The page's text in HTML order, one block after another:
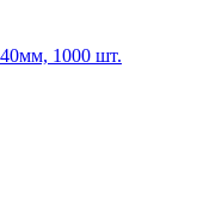
40мм, 1000 шт.